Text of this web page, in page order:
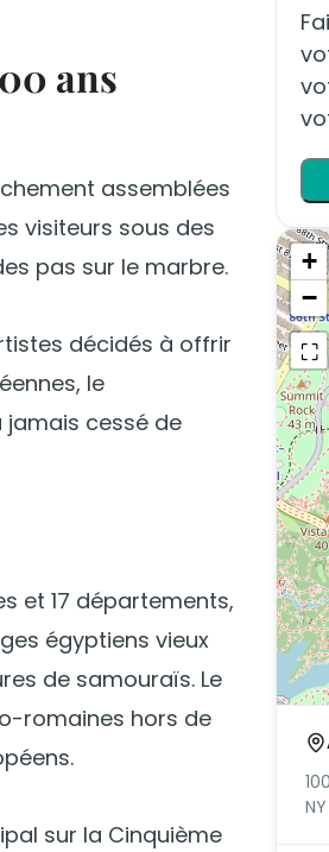
ans
assemblées
visiteurs sous des
pas sur le marbre.
décidés à offrir
le
jamais cessé de
et 17 départements,
égyptiens vieux
de samouraïs. Le
romaines hors de
sur la Cinquième
+
−
⛶